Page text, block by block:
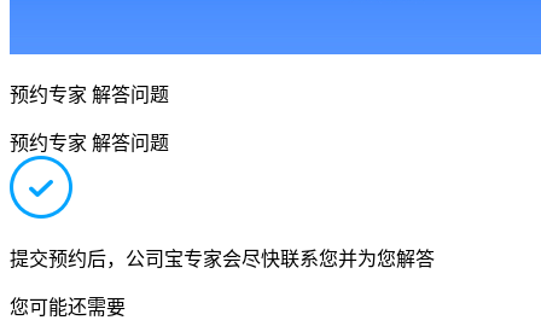
预约专家 解答问题
预约专家 解答问题
提交预约后，公司宝专家会尽快联系您并为您解答
您可能还需要